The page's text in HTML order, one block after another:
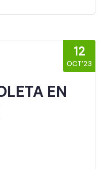
12
OCT’23
EN